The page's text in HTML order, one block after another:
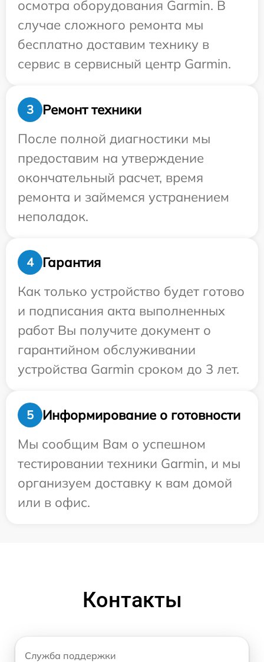
осмотра оборудования Garmin. В
случае сложного ремонта мы
бесплатно доставим технику в
сервис в сервисный центр Garmin.
3
Ремонт техники
После полной диагностики мы
предоставим на утверждение
окончательный расчет, время
ремонта и займемся устранением
неполадок.
4
Гарантия
Как только устройство будет готово
и подписания акта выполненных
работ Вы получите документ о
гарантийном обслуживании
устройства Garmin сроком до 3 лет.
5
Информирование о готовности
Мы сообщим Вам о успешном
тестировании техники Garmin, и мы
организуем доставку к вам домой
или в офис.
Контакты
Служба поддержки